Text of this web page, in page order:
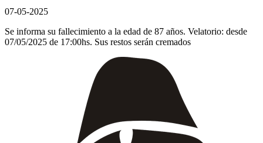
07-05-2025
Se informa su fallecimiento a la edad de 87 años. Velatorio: desde
07/05/2025 de 17:00hs. Sus restos serán cremados